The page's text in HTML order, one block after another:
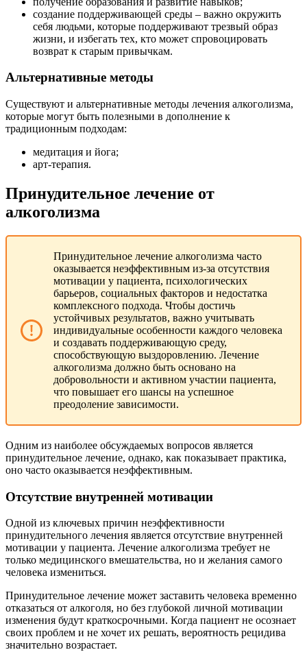
создание поддерживающей среды – важно окружить
себя людьми, которые поддерживают трезвый образ
жизни, и избегать тех, кто может спровоцировать
возврат к старым привычкам.
Альтернативные методы
Существуют и альтернативные методы лечения алкоголизма,
которые могут быть полезными в дополнение к
традиционным подходам:
медитация и йога;
арт-терапия.
Принудительное лечение от
алкоголизма
Принудительное лечение алкоголизма часто
оказывается неэффективным из-за отсутствия
мотивации у пациента, психологических
барьеров, социальных факторов и недостатка
комплексного подхода. Чтобы достичь
устойчивых результатов, важно учитывать
индивидуальные особенности каждого человека
и создавать поддерживающую среду,
способствующую выздоровлению. Лечение
алкоголизма должно быть основано на
добровольности и активном участии пациента,
что повышает его шансы на успешное
преодоление зависимости.
Одним из наиболее обсуждаемых вопросов является
принудительное лечение, однако, как показывает практика,
оно часто оказывается неэффективным.
Отсутствие внутренней мотивации
Одной из ключевых причин неэффективности
принудительного лечения является отсутствие внутренней
мотивации у пациента. Лечение алкоголизма требует не
только медицинского вмешательства, но и желания самого
человека измениться.
Принудительное лечение может заставить человека временно
отказаться от алкоголя, но без глубокой личной мотивации
изменения будут краткосрочными. Когда пациент не осознает
своих проблем и не хочет их решать, вероятность рецидива
значительно возрастает.